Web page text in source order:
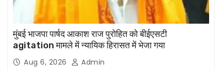
मुंबई भाजपा पार्षद आकाश राज पुरोहित को बीईएसटी
agitation मामले में न्यायिक हिरासत में भेजा गया
Aug 6, 2026 Admin